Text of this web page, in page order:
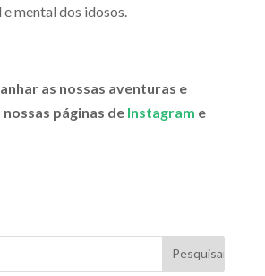
mental dos idosos.
as nossas aventuras e
páginas de Instagram e